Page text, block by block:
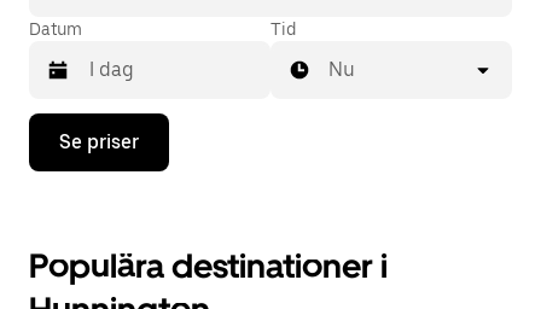
Datum
Tryck
nedåtpilen
kalendern
och
välja
Tid
Nu
Se priser
Populära destinationer i